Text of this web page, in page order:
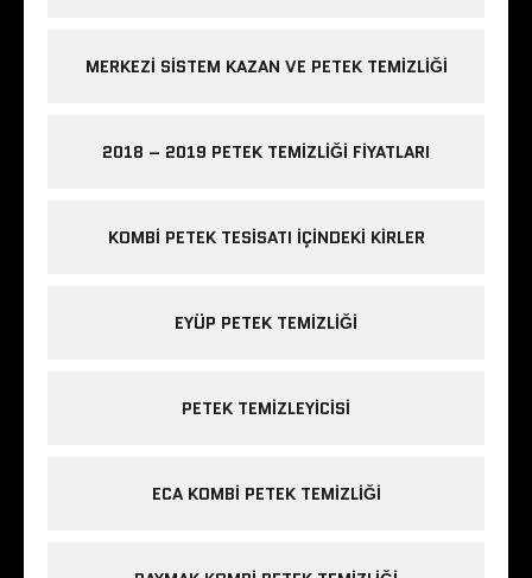
MERKEZI SISTEM KAZAN VE PETEK TEMIZLIĞI
2018 – 2019 PETEK TEMIZLIĞI FIYATLARI
KOMBI PETEK TESISATI IÇINDEKI KIRLER
EYÜP PETEK TEMIZLIĞI
PETEK TEMIZLEYICISI
ECA KOMBI PETEK TEMIZLIĞI